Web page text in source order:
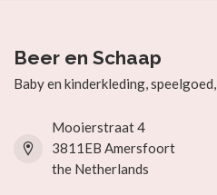
Beer en Schaap
Baby en kinderkleding,
Mooierstraat 4
3811EB Amersfoort
the Netherlands